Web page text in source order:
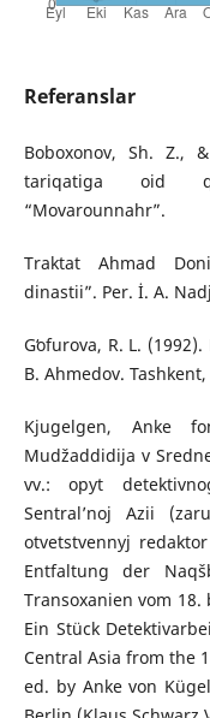
Referanslar
Boboxonov, Sh. Z.,
tariqatiga oid
“Movarounnahr”.
Traktat Ahmad
dinastii”. Per. İ. A.
Gʻofurova, R. L.
B. Ahmedov. Tashkent,
Kjugelgen, Anke
Mudžaddidija v
vv.: opyt
Sentral’noj Azii
otvetstvennyj
Entfaltung der
Transoxanien vom
Ein Stück
Central Asia from the
ed. by Anke von